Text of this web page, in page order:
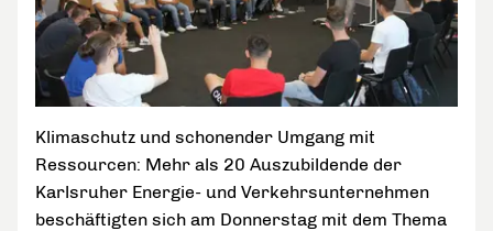
Klimaschutz und schonender Umgang mit
Ressourcen: Mehr als 20 Auszubildende der
Karlsruher Energie- und Verkehrsunternehmen
beschäftigten sich am Donnerstag mit dem Thema